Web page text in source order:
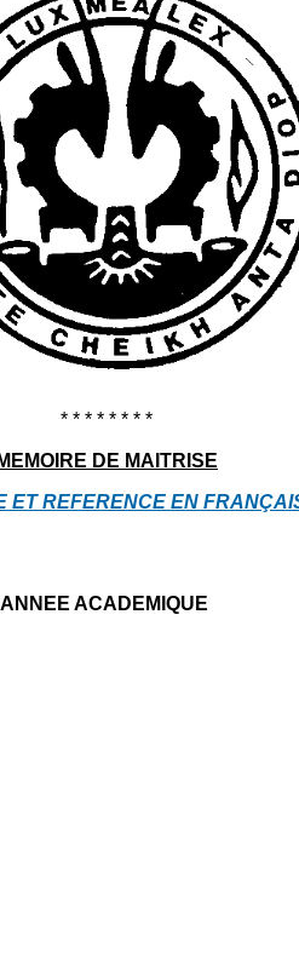
* * * * * * * *
MEMOIRE DE MAITRISE
REFERENCE EN
ANNEE ACADEMIQUE